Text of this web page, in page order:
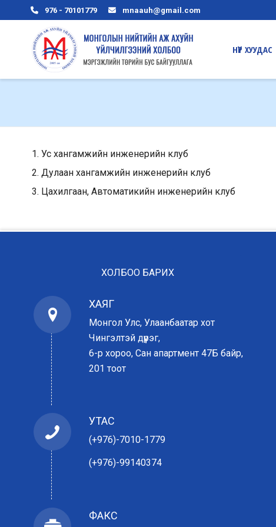
976 - 70101779 mnaauh@gmail.com
HҮҮP ХУУДАС
Ус хангамжийн инженерийн клуб
Дулаан хангамжийн инженерийн клуб
Цахилгаан, Автоматикийн инженерийн клуб
ХОЛБОО БАРИХ
ХАЯГ
Монгол Улс, Улаанбаатар хот
Чингэлтэй дүүрэг,
6-р хороо, Сан апартмент 47Б байр,
201 тоот
УТАС
(+976)-7010-1779
(+976)-99140374
ФАКС